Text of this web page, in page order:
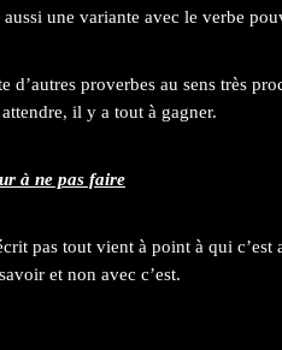
une variante avec le verbe
d’autres proverbes au sens très
il y a tout à gagner.
à ne pas faire
pas tout vient à point à qui
et non avec c’est.